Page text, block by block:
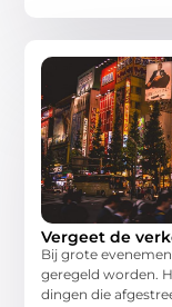
Vergeet de
Bij grote
geregeld worden.
dingen die